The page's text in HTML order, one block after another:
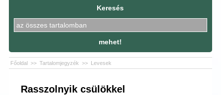
Keresés
mehet!
Főoldal >> Tartalomjegyzék >> Levesek
Rasszolnyik csülökkel